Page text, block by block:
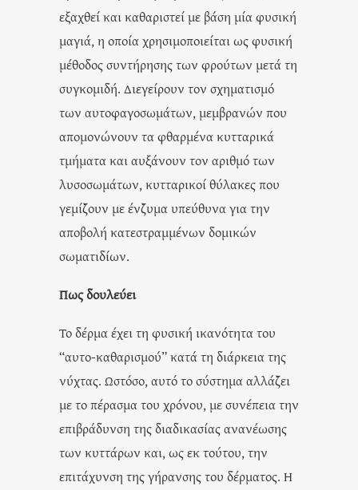
εξαχθεί και καθαριστεί με βάση μία φυσική
μαγιά, η οποία χρησιμοποιείται ως φυσική
μέθοδος συντήρησης των φρούτων μετά τη
συγκομιδή. Διεγείρουν τον σχηματισμό
των αυτοφαγοσωμάτων, μεμβρανών που
απομονώνουν τα φθαρμένα κυτταρικά
τμήματα και αυξάνουν τον αριθμό των
λυσοσωμάτων, κυτταρικοί θύλακες που
γεμίζουν με ένζυμα υπεύθυνα για την
αποβολή κατεστραμμένων δομικών
σωματιδίων.
Πως δουλεύει
Το δέρμα έχει τη φυσική ικανότητα του
“αυτο-καθαρισμού” κατά τη διάρκεια της
νύχτας. Ωστόσο, αυτό το σύστημα αλλάζει
με το πέρασμα του χρόνου, με συνέπεια την
επιβράδυνση της διαδικασίας ανανέωσης
των κυττάρων και, ως εκ τούτου, την
επιτάχυνση της γήρανσης του δέρματος. Η